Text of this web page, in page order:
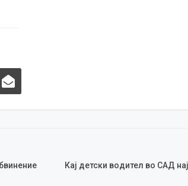
Кај детски водител во САД